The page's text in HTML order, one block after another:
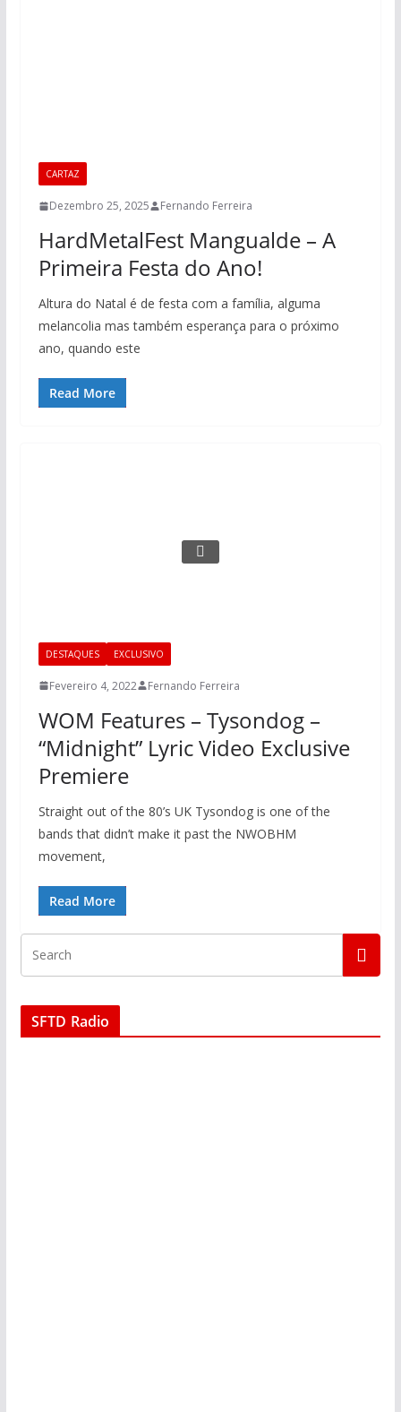
CARTAZ
Dezembro 25, 2025 Fernando Ferreira
HardMetalFest Mangualde – A
Primeira Festa do Ano!
Altura do Natal é de festa com a família, alguma
melancolia mas também esperança para o próximo
ano, quando este
Read More
DESTAQUES EXCLUSIVO
Fevereiro 4, 2022 Fernando Ferreira
WOM Features – Tysondog –
“Midnight” Lyric Video Exclusive
Premiere
Straight out of the 80’s UK Tysondog is one of the
bands that didn’t make it past the NWOBHM
movement,
Read More
SFTD Radio